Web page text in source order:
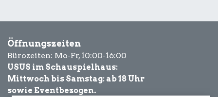
Öffnungszeiten
Bürozeiten: Mo-Fr, 10:00-16:00
USUS im Schauspielhaus:
Mittwoch bis Samstag: ab 18 Uhr
sowie Eventbezogen.